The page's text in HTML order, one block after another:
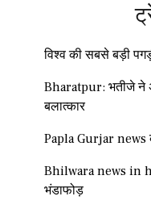
विश्व की सबसे बड़ी
Bharatpur: भतीजे ने
बलात्कार
Papla Gurjar news
Bhilwara news in
भंडाफोड़